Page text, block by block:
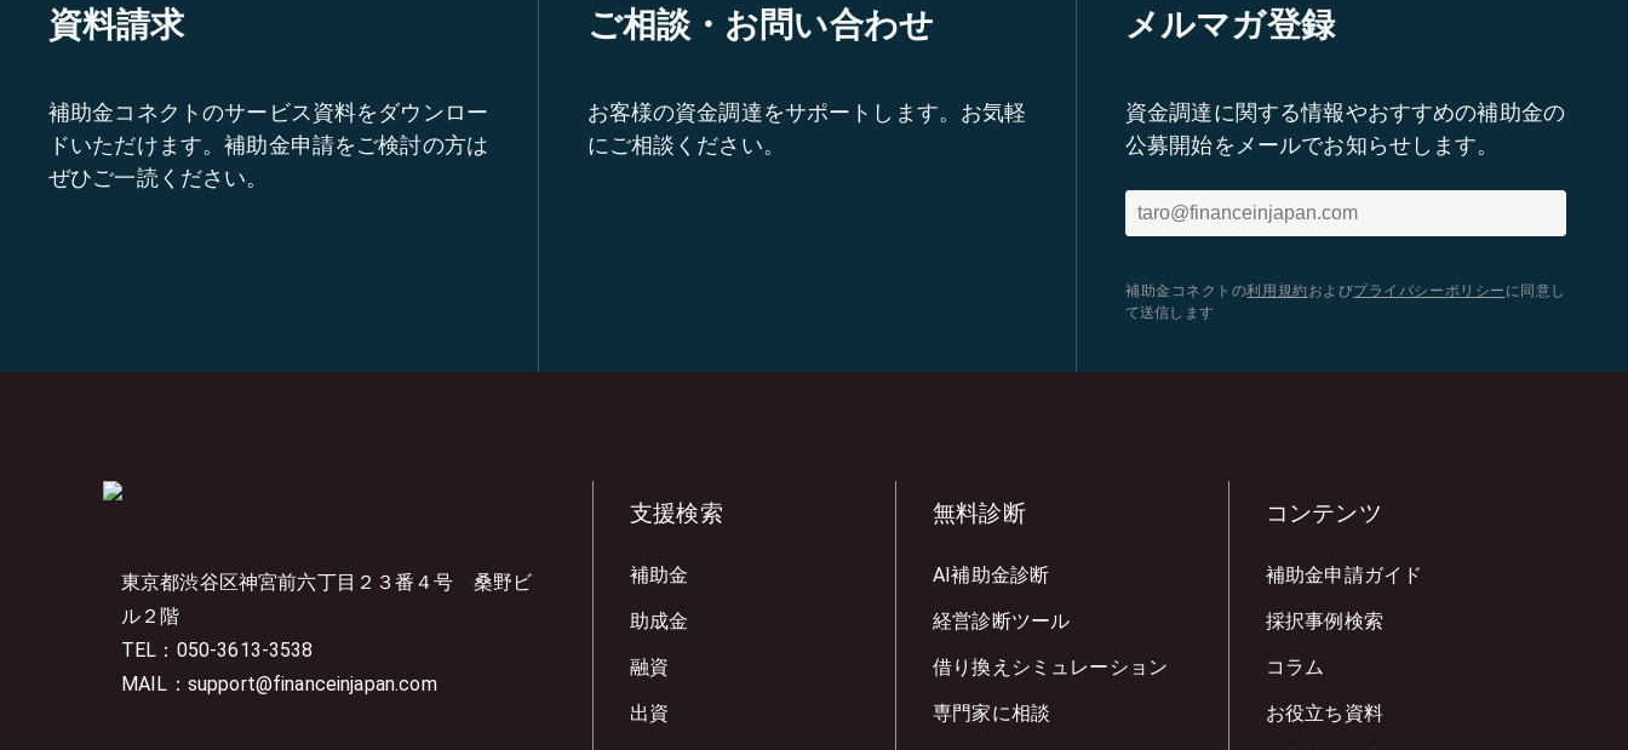
資料請求
補助金コネクトのサービス資料をダウンロー
ドいただけます。補助金申請をご検討の方は
ぜひご一読ください。
ご相談・お問い合わせ
お客様の資金調達をサポートします。お気軽
にご相談ください。
メルマガ登録
資金調達に関する情報やおすすめの補助金の
公募開始をメールでお知らせします。
補助金コネクトの利用規約 およびプライバシーポリシー に同意し
て送信します
東京都渋谷区神宮前六丁目２３番４号 桑野ビ
ル２階
TEL：050-3613-3538
MAIL：support@financeinjapan.com
支援検索
補助金
助成金
融資
出資
無料診断
AI補助金診断
経営診断ツール
借り換えシミュレーション
専門家に相談
コンテンツ
補助金申請ガイド
採択事例検索
コラム
お役立ち資料